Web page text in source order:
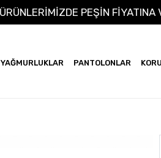
TÜM ÜRÜNLERİMİZDE PEŞİN
YAĞMURLUKLAR PANTOLONLAR